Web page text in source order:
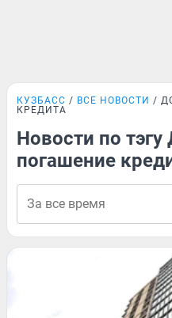
КУЗБАСС ВСЕ НОВОСТИ
КРЕДИТА
Новости по
погашение